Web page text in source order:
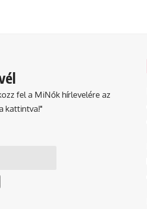
fel a MiNők hírlevelére az
kattintva!"